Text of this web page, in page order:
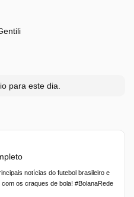
para este dia.
notícias do futebol brasileiro e
com os craques de bola! #BolanaRede